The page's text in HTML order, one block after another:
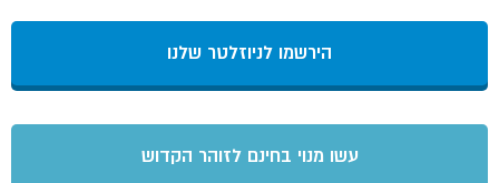
הירשמו לניוזלטר שלנו
עשו מנוי בחינם לזוהר הקדוש